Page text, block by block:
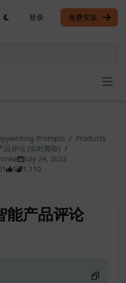
登录 免费安装
Prompts / Products
品评论 (实时爬取) /
July 24, 2023
0 1,110
能产品评论